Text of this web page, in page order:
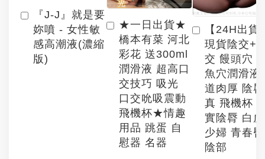
『J-J』就是要
妳噴 - 女性敏
感高潮液(濃縮
版)
★一日出貨★
橋本有菜 河北
彩花 送300ml
潤滑液 超高口
交技巧 吸光
口交吮吸震動
飛機杯★情趣
用品 跳蛋 自
慰器 名器
【24H出貨
現貨陰交+
交 饅頭穴
魚穴潤滑液
道肉厚 陰
真 飛機杯
實陰脣 白
少婦 青春臀
陰部